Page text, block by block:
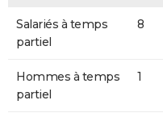
Salariés à temps
partiel
8
Hommes à temps
partiel
1